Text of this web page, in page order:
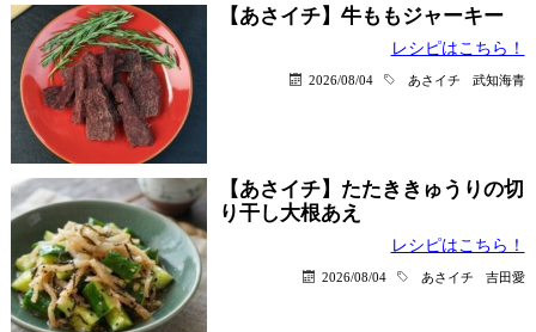
【あさイチ】牛ももジャーキー
レシピはこちら！
2026/08/04 あさイチ 武知海青
【あさイチ】たたききゅうりの切
り干し大根あえ
レシピはこちら！
2026/08/04 あさイチ 吉田愛